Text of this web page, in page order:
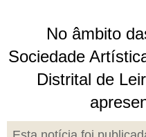
No âmbito
Sociedade
Distrital de